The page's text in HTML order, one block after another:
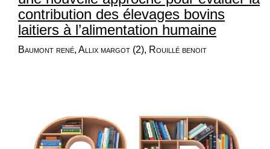
contribution des élevages bovins
laitiers à l’alimentation humaine
Baumont rené, Allix margot (2), Rouillé benoit